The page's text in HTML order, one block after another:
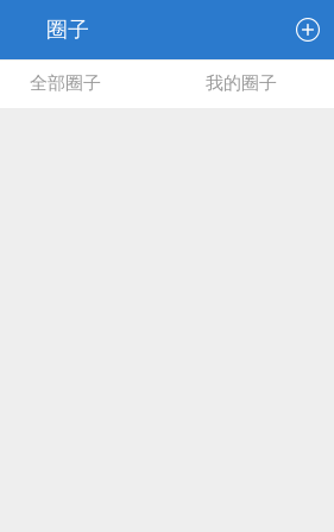
圈子
全部圈子 我的圈子